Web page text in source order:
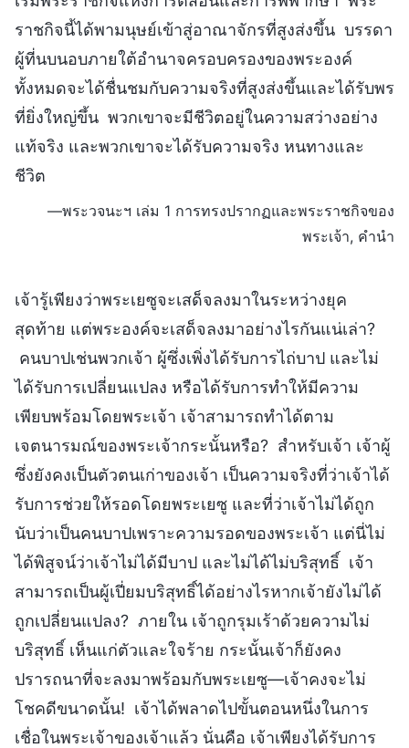
ราชกิจนี้ได้พามนุษย์เข้าสู่อาณาจักรที่สูงส่งขึ้น บรรดา
ผู้ที่นบนอบภายใต้อำนาจครอบครองของพระองค์
ทั้งหมดจะได้ชื่นชมกับความจริงที่สูงส่งขึ้นและได้รับพร
ที่ยิ่งใหญ่ขึ้น พวกเขาจะมีชีวิตอยู่ในความสว่างอย่าง
แท้จริง และพวกเขาจะได้รับความจริง หนทางและ
ชีวิต
—พระวจนะฯ เล่ม 1 การทรงปรากฏและพระราชกิจของ
พระเจ้า, คำนำ
เจ้ารู้เพียงว่าพระเยซูจะเสด็จลงมาในระหว่างยุค
สุดท้าย แต่พระองค์จะเสด็จลงมาอย่างไรกันแน่เล่า?
คนบาปเช่นพวกเจ้า ผู้ซึ่งเพิ่งได้รับการไถ่บาป และไม่
ได้รับการเปลี่ยนแปลง หรือได้รับการทำให้มีความ
เพียบพร้อมโดยพระเจ้า เจ้าสามารถทำได้ตาม
เจตนารมณ์ของพระเจ้ากระนั้นหรือ? สำหรับเจ้า เจ้าผู้
ซึ่งยังคงเป็นตัวตนเก่าของเจ้า เป็นความจริงที่ว่าเจ้าได้
รับการช่วยให้รอดโดยพระเยซู และที่ว่าเจ้าไม่ได้ถูก
นับว่าเป็นคนบาปเพราะความรอดของพระเจ้า แต่นี่ไม่
ได้พิสูจน์ว่าเจ้าไม่ได้มีบาป และไม่ได้ไม่บริสุทธิ์ เจ้า
สามารถเป็นผู้เปี่ยมบริสุทธิ์ได้อย่างไรหากเจ้ายังไม่ได้
ถูกเปลี่ยนแปลง? ภายใน เจ้าถูกรุมเร้าด้วยความไม่
บริสุทธิ์ เห็นแก่ตัวและใจร้าย กระนั้นเจ้าก็ยังคง
ปรารถนาที่จะลงมาพร้อมกับพระเยซู—เจ้าคงจะไม่
โชคดีขนาดนั้น! เจ้าได้พลาดไปขั้นตอนหนึ่งในการ
เชื่อในพระเจ้าของเจ้าแล้ว นั่นคือ เจ้าเพียงได้รับการ